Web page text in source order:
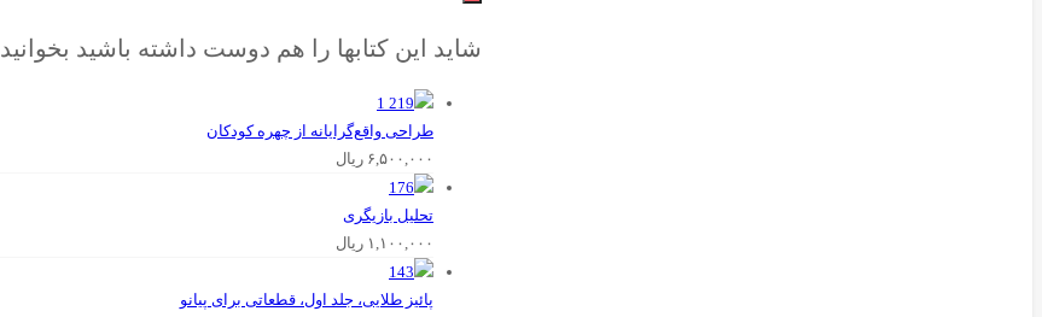
شاید این کتابها را هم دوست داشته باشید بخوانید
طراحی واقع‌گرایانه از چهره کودکان
۶,۵۰۰,۰۰۰ ریال
تحلیل‌ بازیگری
۱,۱۰۰,۰۰۰ ریال
پائیز طلایی، جلد اول، قطعاتی برای پیانو